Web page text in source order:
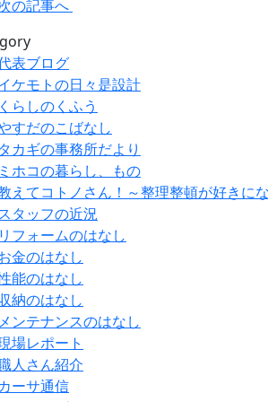
の記事へ
表ブログ
ケモトの日々是設計
くらしのくふう
すだのこばなし
タカギの事務所だより
ミホコの暮らし、もの
えてコトノさん！～整理整頓が好きに
タッフの近況
リフォームのはなし
金のはなし
能のはなし
納のはなし
メンテナンスのはなし
場レポート
人さん紹介
カーサ通信